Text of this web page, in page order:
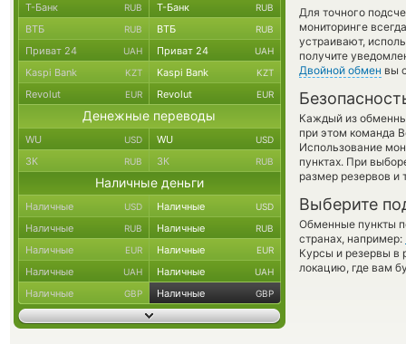
Для точного
мониторинге
устраивают,
получите
Двойной обмен вы
Каждый из
при этом команда
Использование
пунктах. При
размер резервов и
Выберите
Обменные пункты
странах, например:
Курсы и резервы в
локацию, где вам
Т-Банк RUB Т-Банк RUB
ВТБ RUB ВТБ RUB
Приват 24 UAH Приват 24 UAH
Kaspi Bank KZT Kaspi Bank KZT
Revolut EUR Revolut EUR
Денежные переводы
WU USD WU USD
ЗК RUB ЗК RUB
Наличные деньги
Наличные USD Наличные USD
Наличные RUB Наличные RUB
Наличные EUR Наличные EUR
Наличные UAH Наличные UAH
Наличные GBP Наличные GBP